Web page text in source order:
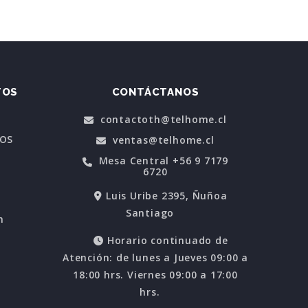
CONTÁCTANOS
contactoth@telhome.cl
ventas@telhome.cl
Mesa Central +56 9 7179
6720
Luis Uribe 2395, Ñuñoa
Santiago
Horario continuado de
Atención: de lunes a Jueves 09:00 a
18:00 hrs. Viernes 09:00 a 17:00
hrs.